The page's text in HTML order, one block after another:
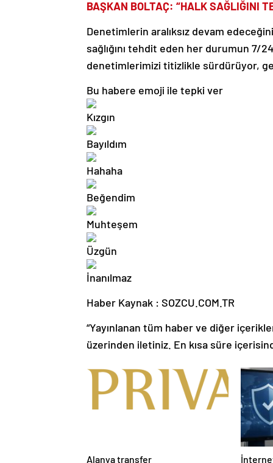
BAŞKAN BOLTAÇ: “HALK SAĞLIĞINI
Denetimlerin aralıksız devam
sağlığını tehdit eden her durumun 7/
denetimlerimizi titizlikle sürdürüyor,
Bu habere emoji ile tepki ver
Haber Kaynak : SOZCU.COM.TR
“Yayınlanan tüm haber ve diğer
üzerinden iletiniz. En kısa süre
Alanya transfer